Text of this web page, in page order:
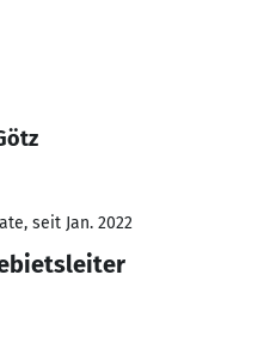
seit Jan. 2022